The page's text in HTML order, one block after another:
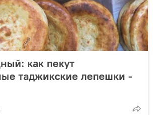
как пекут
таджикские лепешки -